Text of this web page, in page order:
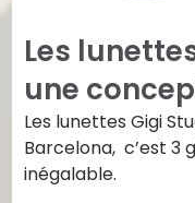
Les
une
Les lunettes Gigi
Barcelona, c’est 3
inégalable.